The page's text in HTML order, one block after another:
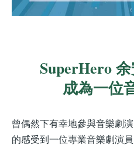
SuperHero
成為一位
曾偶然下有幸地參與音樂劇
的感受到一位專業音樂劇演